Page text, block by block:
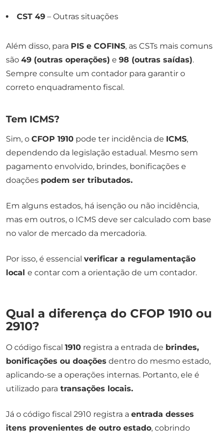
CST 49 – Outras situações
Além disso, para PIS e COFINS, as CSTs mais comuns
são 49 (outras operações) e 98 (outras saídas).
Sempre consulte um contador para garantir o
correto enquadramento fiscal.
Tem ICMS?
Sim, o CFOP 1910 pode ter incidência de ICMS,
dependendo da legislação estadual. Mesmo sem
pagamento envolvido, brindes, bonificações e
doações podem ser tributados.
Em alguns estados, há isenção ou não incidência,
mas em outros, o ICMS deve ser calculado com base
no valor de mercado da mercadoria.
Por isso, é essencial verificar a regulamentação
local e contar com a orientação de um contador.
Qual a diferença do CFOP 1910 ou
2910?
O código fiscal 1910 registra a entrada de brindes,
bonificações ou doações dentro do mesmo estado,
aplicando-se a operações internas. Portanto, ele é
utilizado para transações locais.
Já o código fiscal 2910 registra a entrada desses
itens provenientes de outro estado, cobrindo